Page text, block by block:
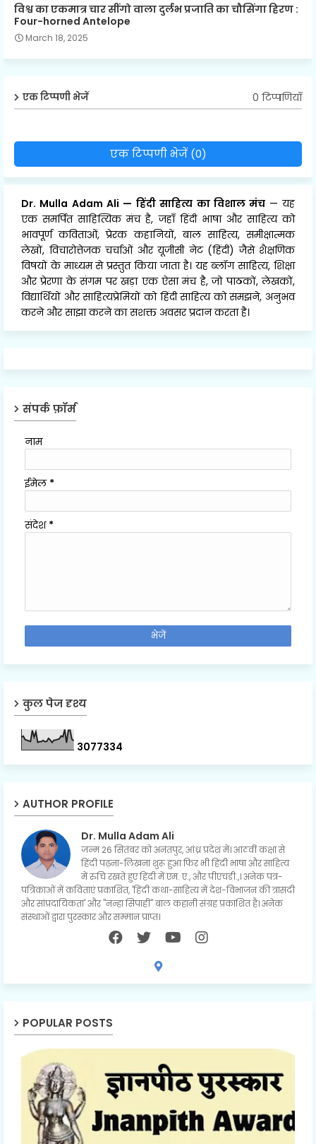
विश्व का एकमात्र चार सींगो वाला दुर्लभ प्रजाति का चौसिंगा हिरण :
Four-horned Antelope
March 18, 2025
एक टिप्पणी भेजें 0 टिप्पणियाँ
एक टिप्पणी भेजें (0)
Dr. Mulla Adam Ali — हिंदी साहित्य का विशाल मंच — यह
एक समर्पित साहित्यिक मंच है, जहाँ हिंदी भाषा और साहित्य को
भावपूर्ण कविताओं, प्रेरक कहानियों, बाल साहित्य, समीक्षात्मक
लेखों, विचारोत्तेजक चर्चाओं और यूजीसी नेट (हिंदी) जैसे शैक्षणिक
विषयों के माध्यम से प्रस्तुत किया जाता है। यह ब्लॉग साहित्य, शिक्षा
और प्रेरणा के संगम पर खड़ा एक ऐसा मंच है, जो पाठकों, लेखकों,
विद्यार्थियों और साहित्यप्रेमियों को हिंदी साहित्य को समझने, अनुभव
करने और साझा करने का सशक्त अवसर प्रदान करता है।
संपर्क फ़ॉर्म
नाम
ईमेल *
संदेश *
कुल पेज दृश्य
3077334
AUTHOR PROFILE
Dr. Mulla Adam Ali
जन्म 26 सितंबर को अनंतपुर, आंध्र प्रदेश में। आठवीं कक्षा से
हिंदी पढ़ना-लिखना शुरू हुआ फिर भी हिंदी भाषा और साहित्य
में रुचि रखते हुए हिंदी में एम. ए., और पीएचडी.,। अनेक पत्र-
पत्रिकाओं में कविताएं प्रकाशित, 'हिंदी कथा-साहित्य में देश-विभाजन की त्रासदी
और सांप्रदायिकता' और "नन्हा सिपाही" बाल कहानी संग्रह प्रकाशित है। अनेक
संस्थाओं द्वारा पुरस्कार और सम्मान प्राप्त।
POPULAR POSTS